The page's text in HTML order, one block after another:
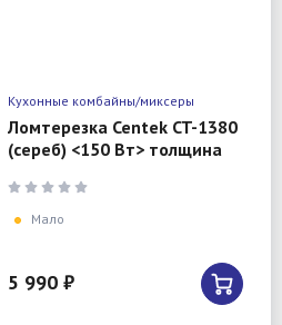
Кухонные комбайны/миксеры
Ломтерезка Centek CT-1380
(сереб) <150 Вт> толщина
крайнего ломтика
Мало
5 990 ₽